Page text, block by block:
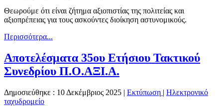
Θεωρούμε ότι είναι ζήτημα αξιοπιστίας της πολιτείας και
αξιοπρέπειας για τους ασκούντες διοίκηση αστυνομικούς.
Περισσότερα...
Αποτελέσματα 35ου Ετήσιου Τακτικού
Συνεδρίου Π.Ο.ΑΞΙ.Α.
Δημοσιεύθηκε : 10 Δεκέμβριος 2025 | Εκτύπωση | Ηλεκτρονικό
ταχυδρομείο